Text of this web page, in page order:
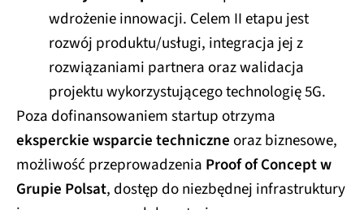
wdrożenie innowacji. Celem II etapu jest
rozwój produktu/usługi, integracja jej z
rozwiązaniami partnera oraz walidacja
projektu wykorzystującego technologię 5G.
Poza dofinansowaniem startup otrzyma
eksperckie wsparcie techniczneoraz biznesowe,
możliwość przeprowadzenia Proof of Concept w
Grupie Polsat, dostęp do niezbędnej infrastruktury